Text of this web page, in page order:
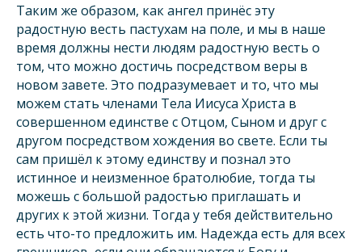
Таким же образом, как ангел принёс эту
радостную весть пастухам на поле, и мы в наше
время должны нести людям радостную весть о
том, что можно достичь посредством веры в
новом завете. Это подразумевает и то, что мы
можем стать членами Тела Иисуса Христа в
совершенном единстве с Отцом, Сыном и друг с
другом посредством хождения во свете. Если ты
сам пришёл к этому единству и познал это
истинное и неизменное братолюбие, тогда ты
можешь с большой радостью приглашать и
других к этой жизни. Тогда у тебя действительно
есть что-то предложить им. Надежда есть для всех